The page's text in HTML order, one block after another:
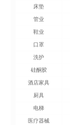
床垫
管业
鞋业
口罩
洗护
硅酮胶
酒店家具
厨具
电梯
医疗器械